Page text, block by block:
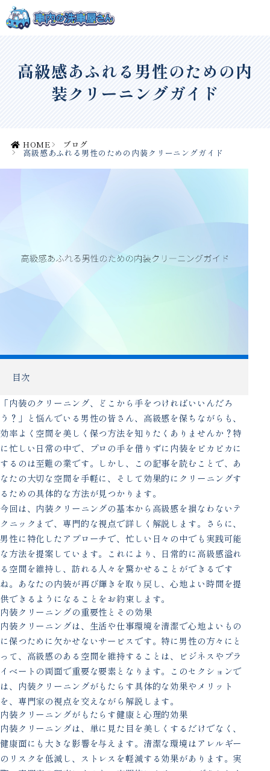
高級感あふれる男性のための内
装クリーニングガイド
HOME ブログ
高級感あふれる男性のための内装クリーニングガイド
目次
「内装のクリーニング、どこから手をつければいいんだろ
う？」と悩んでいる男性の皆さん、高級感を保ちながらも、
効率よく空間を美しく保つ方法を知りたくありませんか？特
に忙しい日常の中で、プロの手を借りずに内装をピカピカに
するのは至難の業です。しかし、この記事を読むことで、あ
なたの大切な空間を手軽に、そして効果的にクリーニングす
るための具体的な方法が見つかります。
今回は、内装クリーニングの基本から高級感を損なわないテ
クニックまで、専門的な視点で詳しく解説します。さらに、
男性に特化したアプローチで、忙しい日々の中でも実践可能
な方法を提案しています。これにより、日常的に高級感溢れ
る空間を維持し、訪れる人々を驚かせることができるです
ね。あなたの内装が再び輝きを取り戻し、心地よい時間を提
供できるようになることをお約束します。
内装クリーニングの重要性とその効果
内装クリーニングは、生活や仕事環境を清潔で心地よいもの
に保つために欠かせないサービスです。特に男性の方々にと
って、高級感のある空間を維持することは、ビジネスやプラ
イベートの両面で重要な要素となります。このセクションで
は、内装クリーニングがもたらす具体的な効果やメリット
を、専門家の視点を交えながら解説します。
内装クリーニングがもたらす健康と心理的効果
内装クリーニングは、単に見た目を美しくするだけでなく、
健康面にも大きな影響を与えます。清潔な環境はアレルギー
のリスクを低減し、ストレスを軽減する効果があります。実